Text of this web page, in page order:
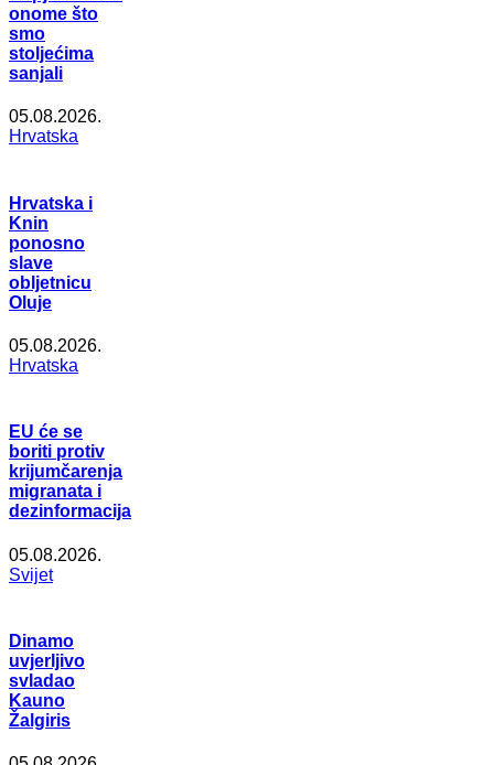
onome što
smo
stoljećima
sanjali
05.08.2026.
Hrvatska
Hrvatska i
Knin
ponosno
slave
obljetnicu
Oluje
05.08.2026.
Hrvatska
EU će se
boriti protiv
krijumčarenja
migranata i
dezinformacija
05.08.2026.
Svijet
Dinamo
uvjerljivo
svladao
Kauno
Žalgiris